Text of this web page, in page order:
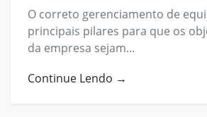
O correto gerenciamento de
principais pilares para que os
da empresa sejam...
Continue Lendo →